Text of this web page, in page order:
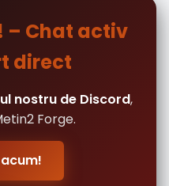
– Chat activ
direct
nostru de Discord,
Forge.